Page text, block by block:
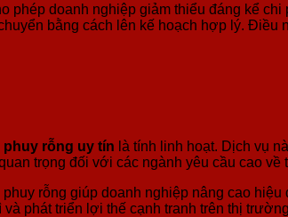
phép doanh nghiệp giảm thiểu đáng kể
bằng cách lên kế hoạch hợp lý.
rỗng uy tín là tính linh hoạt. Dịch vụ
trọng đối với các ngành yêu cầu cao
rỗng giúp doanh nghiệp nâng cao
phát triển lợi thế cạnh tranh trên thị